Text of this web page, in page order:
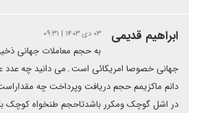
ابراهیم قدیمی ۰۳ دی ۱۴۰۳ | ۰۹:۳۱
به حجم معاملات جهانی
جهانی خصوصا امریکائی است۔می دانید چه
دانم ماکزیمم حجم دریافت وپرداخت چه
در اشل گوچک ومکرر باشدتاحجم طنخواه کوچک